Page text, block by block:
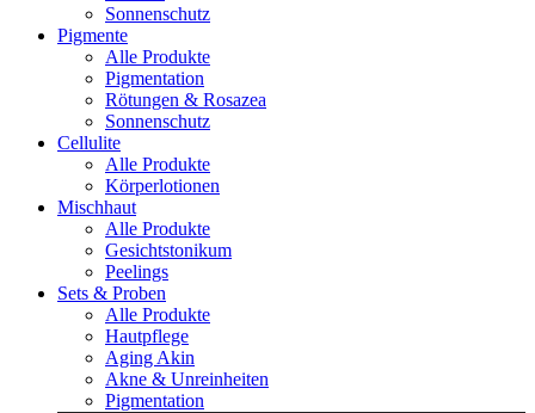
Sonnenschutz
Pigmente
Alle Produkte
Pigmentation
Rötungen & Rosazea
Sonnenschutz
Cellulite
Alle Produkte
Körperlotionen
Mischhaut
Alle Produkte
Gesichtstonikum
Peelings
Sets & Proben
Alle Produkte
Hautpflege
Aging Akin
Akne & Unreinheiten
Pigmentation